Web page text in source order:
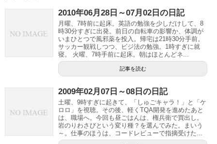
2010年06月28日～07月02日の日記
月曜、7時前に起床。英語の勉強を少しだけして、8
時30分すぎに出発。前日の自転車の影響か、体調が
いまひとつで風邪薬を投入。帰宅は21時30分手前。
サッカー観戦しつつ、ビジ法の勉強。1時すぎに就
寝。 火曜、7時手前に起床。朝はほとんどネ...
記事を読む
2009年02月07日～08日の日記
土曜、9時すぎに起きて、「しゅごキャラ！」と「ケ
ロロ」を視聴。その後、軽くTQA開発を進めたあと
は、職場へ。今回も昼ごはんは、権兵衛で買出し。
岩のりわさびという変り種？を選んでみた。まいう
～。仕事のほうは、コードレビューで指摘受けた...